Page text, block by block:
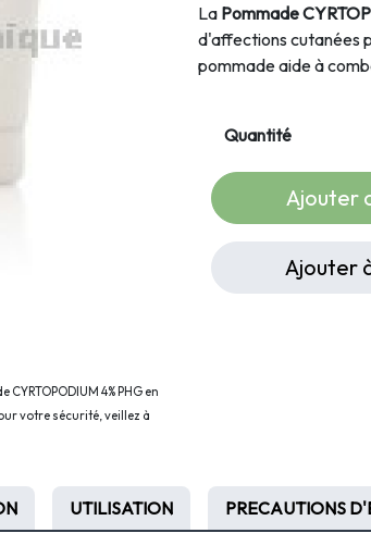
4% PHG en
votre sécurité, veillez à
La Pommade
d'affections cutanées
pommade aide à
Quantité
Ajouter
Ajouter
UTILISATION PRECAUTIONS